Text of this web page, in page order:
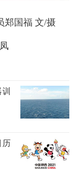
国福 文/摄
历